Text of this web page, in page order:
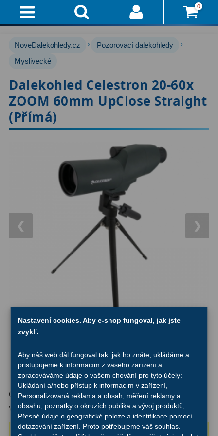
0
Přihlášení
Affiliate
Průvodce
Doručení
A
Platba
Do
14
Dnů
Reklamace
IPoradce
Kontakty
Akce!
Hvězdářské dalekohledy
Pro začátečníky67
Pro děti30
Čočkové 60
Katadioptrické7
ED / Apochromáty33
OTA - pouze optika
Do 3000 Kč24
Do 10000 Kč41
Okuláry388
Plössl a Super Plössl120
WA (52°-60°)62
SWA (62°-78°)101
UWA (80°-98°)27
NoveDalekohledy.cz › Pozorovací dalekohledy ›
Myslivecké
❮ ❯
Dalekohled Celestron 20-60x
ZOOM 60mm UpClose Straight
(Přímá)
Číslo produktu:52229
Výrobce:Celestron
Dočasně vyprodáno
Nastavení cookies. Aby e-shop fungoval, jak jste
zvyklí.
Aby náš web dál fungoval tak, jak ho znáte, ukládáme a
přistupujeme k informacím z vašeho zařízení a
zpracováváme údaje o vašem chování pro tyto účely:
Ukládání a/nebo přístup k informacím v zařízení,
Personalizovaná reklama a obsah, měření reklamy a
obsahu, poznatky o okruzích publika a vývoj produktů,
Přesné údaje o geografické poloze a identifikace pomocí
dotazování zařízení. Proto potřebujeme váš souhlas.